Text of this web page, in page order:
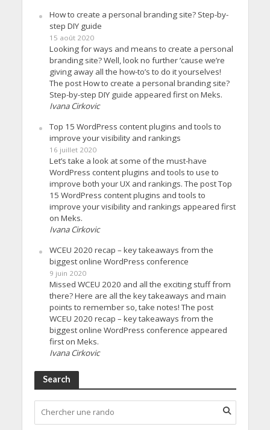
How to create a personal branding site? Step-by-
step DIY guide
15 août 2020
Looking for ways and means to create a personal
branding site? Well, look no further ’cause we’re
giving away all the how-to’s to do it yourselves!
The post How to create a personal branding site?
Step-by-step DIY guide appeared first on Meks.
Ivana Cirkovic
Top 15 WordPress content plugins and tools to
improve your visibility and rankings
16 juillet 2020
Let’s take a look at some of the must-have
WordPress content plugins and tools to use to
improve both your UX and rankings. The post Top
15 WordPress content plugins and tools to
improve your visibility and rankings appeared first
on Meks.
Ivana Cirkovic
WCEU 2020 recap – key takeaways from the
biggest online WordPress conference
9 juin 2020
Missed WCEU 2020 and all the exciting stuff from
there? Here are all the key takeaways and main
points to remember so, take notes! The post
WCEU 2020 recap – key takeaways from the
biggest online WordPress conference appeared
first on Meks.
Ivana Cirkovic
Search